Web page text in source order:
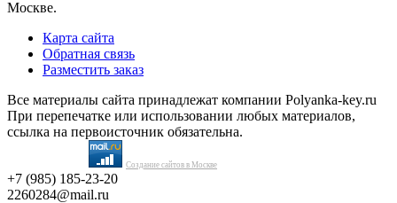
Москве.
Карта сайта
Обратная связь
Разместить заказ
Все материалы сайта принадлежат компании Polyanka-key.ru
При перепечатке или использовании любых материалов,
ссылка на первоисточник обязательна.
Создание сайтов в Москве
+7 (985) 185-23-20
2260284@mail.ru